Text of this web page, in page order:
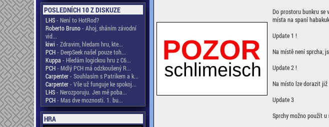
POSLEDNÍCH 10 Z DISKUZE
LHS- Není to HotRod?
Roberto Bruno- Ahoj, sháním závodní
vid...
kiwi - Zdravim, hledam hru, kte...
PCH- DeepSeek našel pouze toh...
Kuppa - Hledám logickou hru z C6...
PCH- Mdlý PCH má odzkoušený R...
Carpenter- Souhlasím s Patrikem a k...
Carpenter- Vše už funguje ke spokoj...
LHS- Nerozporuju. Jen mě poba...
PCH- Mas dve moznosti. 1. bu...
HRA
Do prostoru bunkru se
místa na spaní
Update 1 !
Na místě není sprcha,
Update 2 !
Na místo lze dorazit již
Update 3
Sprchy možno použít